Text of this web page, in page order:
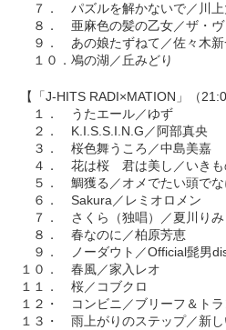
７． パズルを解かないで／川上
８． 亜麻色の髪の乙女／ザ・ヴ
９． あの娘たずねて／佐々木新
１０．鳰の湖／丘みどり
【「J-HITS RADI×MATION」（
１． うたエール／ゆず
２． K.I.S.S.I.N.G／阿部真央
３． 桜色舞うころ／中島美嘉
４． 花は桜 君は美し／いきも
５． 鯛獲る／オメでたい頭でな
６． Sakura／レミオロメン
７． さくら（独唱）／夏川りみ
８． 春なのに／柏原芳恵
９． ノーダウト／Official髭男
１０． 春風／家入レオ
１１． 桜／コブクロ
１２・ コンビニ／ブリーフ＆トラ
１３・ 雨上がりのステップ／新し